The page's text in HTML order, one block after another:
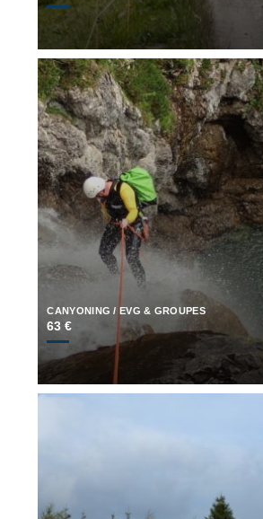
CANYONING / EVG & GROUPES
63 €